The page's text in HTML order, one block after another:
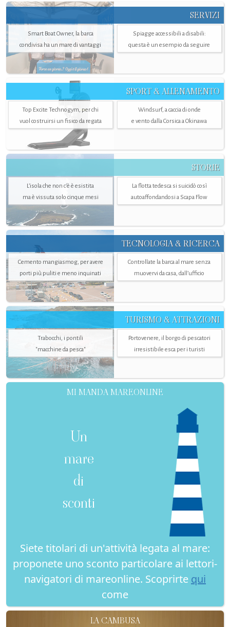
SERVIZI
Smart Boat Owner, la barca
condivisa ha un mare di vantaggi
Spiagge accessibili a disabili:
questa è un esempio da seguire
SPORT & ALLENAMENTO
Top Excite Technogym, per chi
vuol costruirsi un fisico da regata
Windsurf, a caccia di onde
e vento dalla Corsica a Okinawa
STORIE
L’isola che non c'è è esistita
ma è vissuta solo cinque mesi
La flotta tedesca si suicidò così
autoaffondandosi a Scapa Flow
TECNOLOGIA & RICERCA
Cemento mangiasmog, per avere
porti più puliti e meno inquinati
Controllate la barca al mare senza
muovervi da casa, dall’ufficio
TURISMO & ATTRAZIONI
Trabocchi, i pontili
"macchine da pesca"
Portovenere, il borgo di pescatori
irresistibile esca per i turisti
MI MANDA MAREONLINE
Un
mare
di
sconti
Siete titolari di un'attività legata al mare:
proponete uno sconto particolare ai lettori-
navigatori di mareonline. Scoprirte qui
come
LA CAMBUSA